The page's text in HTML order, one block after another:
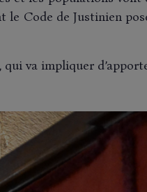
le Code de Justinien
va impliquer